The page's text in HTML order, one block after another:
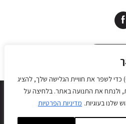
אנו משתמשים בעוגיות (Cookies) כדי לשפר את חוויית הגלישה שלך, להציג
ולנתח את התנועה באתר. בלחיצה על
שלנו בעוגיות. מדיניות הפרטיות
פגישה
OFFIX © All rights
Develope by Matat